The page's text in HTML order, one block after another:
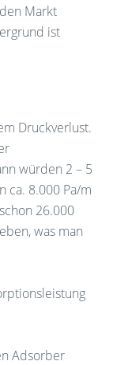
Markt
ist
Druckverlust.
würden 2 – 5
ca. 8.000 Pa/m
26.000
was man
Adsorber